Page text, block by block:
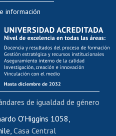
docente
académica
al AUCAI
os
de capacitación
del personal
interna
de renta
honorarios
información
O'Higgins 1058,
Casa Central
de igualdad de género